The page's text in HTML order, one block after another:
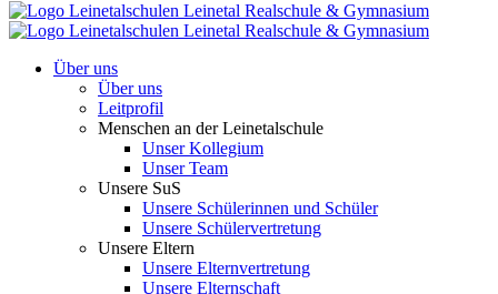
Leinetalschulen Leinetal Realschule & Gymnasium
Leinetalschulen Leinetal Realschule & Gymnasium
Über uns
Über uns
Leitprofil
Menschen an der Leinetalschule
Unser Kollegium
Unser Team
Unsere SuS
Unsere Schülerinnen und Schüler
Unsere Schülervertretung
Unsere Eltern
Unsere Elternvertretung
Unsere Elternschaft